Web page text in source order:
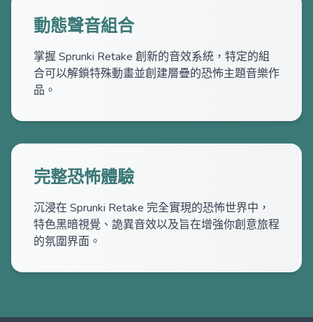
動態聲音組合
掌握 Sprunki Retake 創新的音效系統，特定的組
合可以解鎖特殊動畫並創建層疊的恐怖主題音樂作
品。
完整恐怖體驗
沉浸在 Sprunki Retake 完全實現的恐怖世界中，
特色黑暗視覺、詭異音效以及旨在增強你創意旅程
的氛圍界面。